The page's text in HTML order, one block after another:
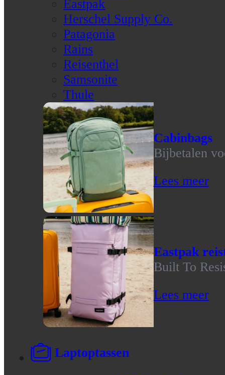
Eastpak
Herschel Supply Co.
Patagonia
Rains
Reisenthel
Samsonite
Thule
Cabinbags
Bijbetalen
Lees meer
Eastpak
Built To
Lees meer
Laptoptassen